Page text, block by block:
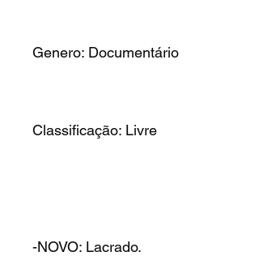
Genero: Documentário
Classificação: Livre
-NOVO: Lacrado.